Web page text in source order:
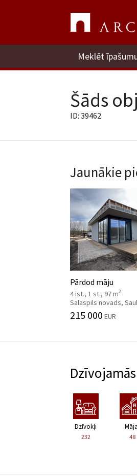
Meklēt
Šāds
ID: 39462
Jaunākie
Pārdod māju
4 ist., 1 st., 97 m2
Salaspils novads,
215 000 EUR
Dzīvokļi
232 48